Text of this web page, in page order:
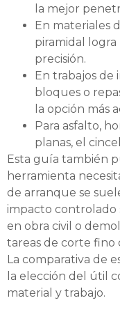
la mejor
En materiales
piramidal
precisión.
En trabajos
bloques o
la opción más
Para asfalto,
planas, el
Esta guía también
herramienta
de arranque se
impacto controlado
en obra civil o
tareas de corte fino
La comparativa de
la elección del útil
material y trabajo.